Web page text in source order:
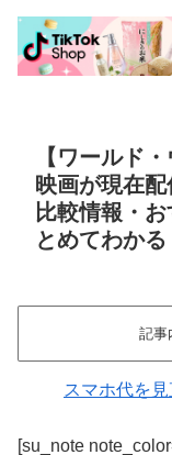
【ワールド
映画が現在
比較情報・
とめてわかる
記事
スマホ代を見
[su_note